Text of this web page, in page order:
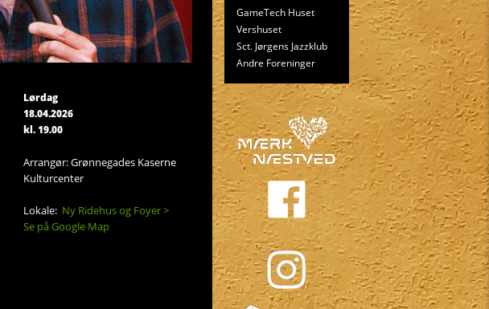
Lørdag
18.04.2026
kl. 19.00
Arrangør: Grønnegades Kaserne
Kulturcenter
Lokale: Ny Ridehus og Foyer >
Se på Google Map
GameTech Huset
Vershuset
Sct. Jørgens Jazzklub
Andre Foreninger